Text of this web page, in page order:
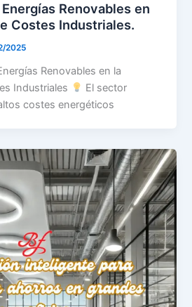
Renovables en
Costes Industriales.
2025
Renovables en la
Industriales
El sector
costes energéticos